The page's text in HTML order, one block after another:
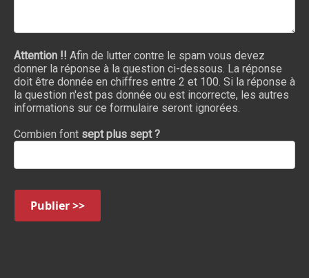
Attention !! Afin de lutter contre le spam vous devez
donner la réponse à la question ci-dessous. La réponse
doit être donnée en chiffres entre 2 et 100. Si la réponse à
la question n'est pas donnée ou est incorrecte, les autres
informations sur ce formulaire seront ignorées.
Combien font sept plus sept ?
Publier >>